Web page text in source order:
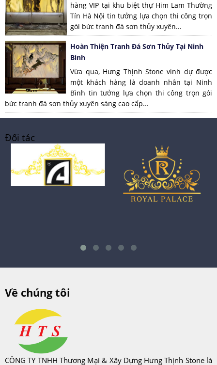
hàng VIP tại khu biệt thự Him Lam Thường
Tín Hà Nội tin tưởng lựa chọn thi công trọn
gói bức tranh đá sơn thủy xuyên...
Hoàn Thiện Tranh Đá Sơn Thủy Tại Ninh
Bình
Vừa qua, Hưng Thịnh Stone vinh dự được
một khách hàng là doanh nhân tại Ninh
Bình tin tưởng lựa chọn thi công trọn gói
bức tranh đá sơn thủy xuyên sáng cao cấp...
Đối tác
Về chúng tôi
CÔNG TY TNHH Thương Mại & Xây Dựng Hưng Thịnh Stone là